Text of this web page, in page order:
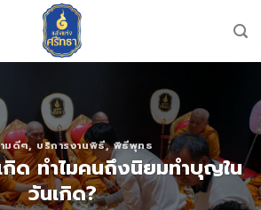
มดีๆ,บริการงานพิธี,พิธีพุทธ
ด ทำไมคนถึงนิยมทำบุญใน
วันเกิด?